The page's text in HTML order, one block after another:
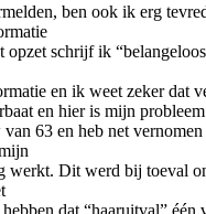
ben ook ik erg
opzet schrijf ik
en ik weet zeker dat
en hier is mijn
63 en heb net vernomen
werkt. Dit werd bij toeval
dat “haaruitval” één